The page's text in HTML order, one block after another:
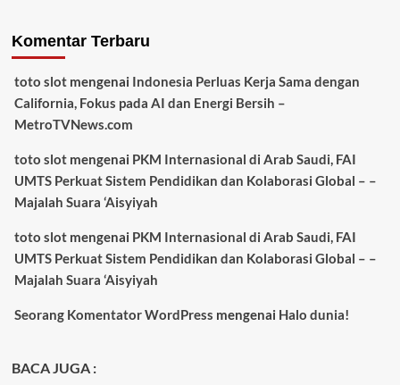
Komentar Terbaru
toto slotmengenai Indonesia Perluas Kerja Sama dengan
California, Fokus pada AI dan Energi Bersih –
MetroTVNews.com
toto slotmengenai PKM Internasional di Arab Saudi, FAI
UMTS Perkuat Sistem Pendidikan dan Kolaborasi Global – –
Majalah Suara ‘Aisyiyah
toto slotmengenai PKM Internasional di Arab Saudi, FAI
UMTS Perkuat Sistem Pendidikan dan Kolaborasi Global – –
Majalah Suara ‘Aisyiyah
Seorang Komentator WordPress mengenai Halo dunia!
BACA JUGA :